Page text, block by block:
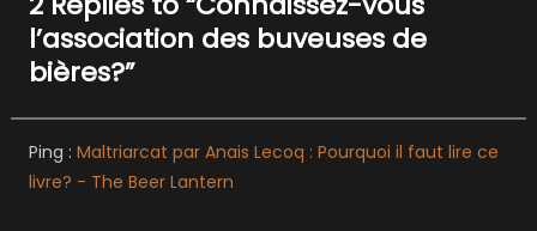
l’article
l’association des buveuses de
bières?”
Ping : Maltriarcat par Anais Lecoq : Pourquoi il faut lire ce
livre? - The Beer Lantern